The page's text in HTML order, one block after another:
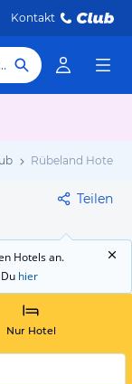
Kontakt
Hotel, Reiseziel
Rübeland Hotels
Teilen
Hotels an.
hier
Nur Hotel